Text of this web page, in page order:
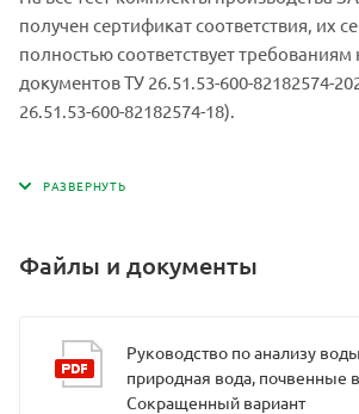
получен сертификат соответствия, их
полностью соответствует
документов ТУ 26.51.53-600-82182574-
26.51.53-600-82182574-18).
Файлы и документы
Руководство по анализу
природная вода, почвенные
Сокращенный вариант